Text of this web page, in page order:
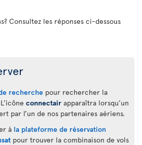
Consultez les réponses ci-dessous
recherche pour rechercher la
connectair apparaîtra lorsqu’un
par l’un de nos partenaires aériens.
à la plateforme de réservation
pour trouver la combinaison de vols